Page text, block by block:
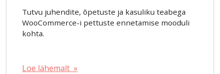
Tutvu juhendite, õpetuste ja kasuliku teabega
WooCommerce-i pettuste ennetamise mooduli
kohta.
Loe lähemalt »